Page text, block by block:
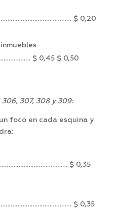
$ 0,20
$ 0,45 $ 0,50
306, 307, 308 y 309:
foco en cada esquina y
$ 0,35
$ 0,35